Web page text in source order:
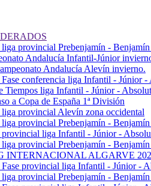
liga provincial Prebenjamín -
Andalucía Infantil-Júnior
Andalucía Alevín invierno.
Fase conferencia liga Infantil - Júnior
Tiempos liga Infantil - Júnior -
a Copa de España 1ª División
liga provincial Alevín zona occidental
liga provincial Prebenjamín -
provincial liga Infantil - Júnior -
liga provincial Prebenjamín -
INTERNACIONAL ALGARVE
Fase provincial liga Infantil - Júnior -
liga provincial Prebenjamín -